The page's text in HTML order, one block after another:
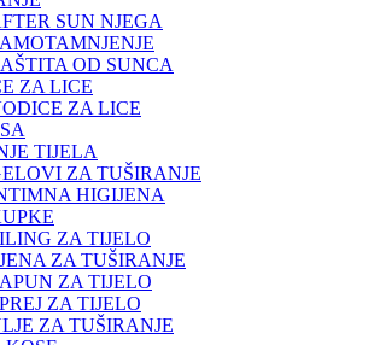
SUN NJEGA
OD SUNCA
ZA LICE
ZA LICE
TIJELA
ZA TUŠIRANJE
HIGIJENA
ZA TIJELO
ZA TUŠIRANJE
ZA TIJELO
ZA TIJELO
ZA TUŠIRANJE